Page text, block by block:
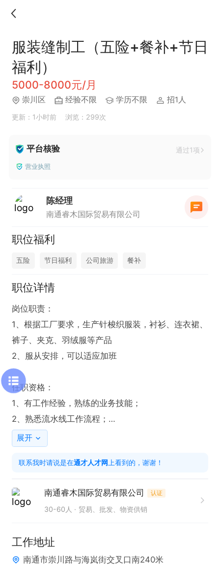
服装缝制工（五险+餐补+节日
福利）
5000-8000元/月
崇川区 经验不限 学历不限 招1人
更新：1小时前 浏览：299次
平台核验 通过1项
营业执照
陈经理
南通睿木国际贸易有限公司
职位福利
五险 节日福利 公司旅游 餐补
职位详情
岗位职责：
1、根据工厂要求，生产针梭织服装，衬衫、连衣裙、
裤子、夹克、羽绒服等产品
2、服从安排，可以适应加班
任职资格：
1、有工作经验，熟练的业务技能；
2、熟悉流水线工作流程；
3、诚实守信、吃苦耐劳，反应敏捷、具备学习上进
工作时间：7点半-17点半
只需两步，轻松找工作：1、先点击投简历；2、再打
电话。联系时请说在【通才人才网】上看到的！
展开
联系我时请说是在通才人才网 上看到的，谢谢！
南通睿木国际贸易有限公司 认证
30-60人 贸易、批发、物资供销
工作地址
南通市崇川路与海岚街交叉口南240米